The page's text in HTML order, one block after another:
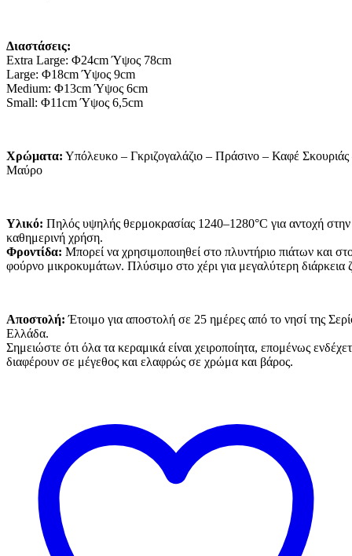
Διαστάσεις:
Extra Large: Φ24cm Ύψος 78cm
Large: Φ18cm Ύψος 9cm
Medium: Φ13cm Ύψος 6cm
Small: Φ11cm Ύψος 6,5cm
Χρώματα: Υπόλευκο – Γκριζογαλάζιο – Πράσινο – Καφέ Σκουριάς
Μαύρο
Υλικό: Πηλός υψηλής θερμοκρασίας 1240–1280°C για αντοχή στην
καθημερινή χρήση.
Φροντίδα: Μπορεί να χρησιμοποιηθεί στο πλυντήριο πιάτων και
φούρνο μικροκυμάτων. Πλύσιμο στο χέρι για μεγαλύτερη διάρκεια
Αποστολή: Έτοιμο για αποστολή σε 25 ημέρες από το νησί της
Ελλάδα.
Σημειώστε ότι όλα τα κεραμικά είναι χειροποίητα, επομένως
διαφέρουν σε μέγεθος και ελαφρώς σε χρώμα και βάρος.